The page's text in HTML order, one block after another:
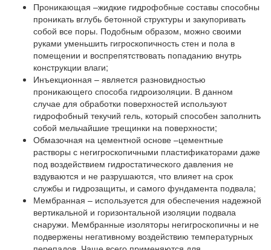
Проникающая –жидкие гидрофобные составы способны
проникать вглубь бетонной структуры и закупоривать
собой все поры. Подобным образом, можно своими
руками уменьшить гигроскопичность стен и пола в
помещении и воспрепятствовать попаданию внутрь
конструкции влаги;
Инъекционная – является разновидностью
проникающего способа гидроизоляции. В данном
случае для обработки поверхностей используют
гидрофобный текучий гель, который способен заполнить
собой мельчайшие трещинки на поверхности;
Обмазочная на цементной основе –цементные
растворы с негигроскопичными пластификаторами даже
под воздействием гидростатического давления не
вздуваются и не разрушаются, что влияет на срок
службы и гидрозащиты, и самого фундамента подвала;
Мембранная – используется для обеспечения надежной
вертикальной и горизонтальной изоляции подвала
снаружи. Мембранные изоляторы негигроскопичны и не
подвержены негативному воздействию температурных